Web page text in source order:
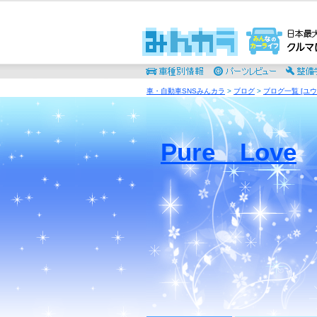
車・自動車SNSみんカラ > ブログ > ブログ一覧 [ユ
Pure Love